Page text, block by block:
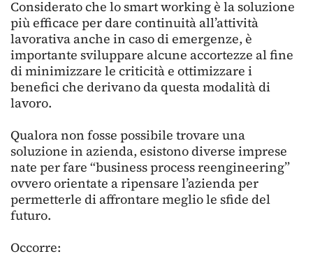
Considerato che lo smart working è la soluzione
più efficace per dare continuità all’attività
lavorativa anche in caso di emergenze, è
importante sviluppare alcune accortezze al fine
di minimizzare le criticità e ottimizzare i
benefici che derivano da questa modalità di
lavoro.
Qualora non fosse possibile trovare una
soluzione in azienda, esistono diverse imprese
nate per fare “business process reengineering”
ovvero orientate a ripensare l’azienda per
permetterle di affrontare meglio le sfide del
futuro.
Occorre: